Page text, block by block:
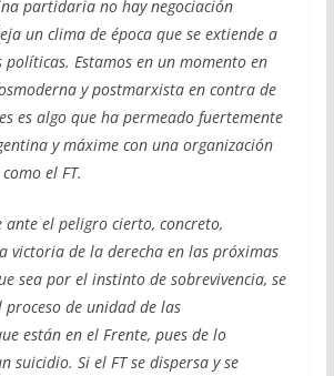
partidaria no hay negociación
un clima de época que se extiende a
políticas. Estamos en un momento en
y postmarxista en contra de
es algo que ha permeado fuertemente
y máxime con una organización
el FT.
ante el peligro cierto, concreto,
victoria de la derecha en las próximas
sea por el instinto de sobrevivencia, se
de unidad de las
están en el Frente, pues de lo
suicidio. Si el FT se dispersa y se